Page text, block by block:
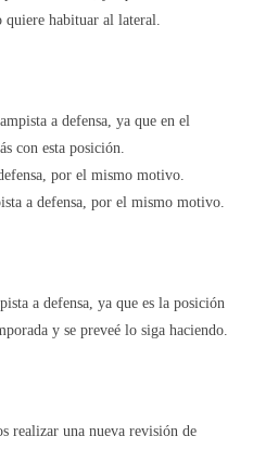
quiere habituar al lateral.
a defensa, ya que en el
con esta posición.
por el mismo motivo.
a defensa, por el mismo motivo.
a defensa, ya que es la posición
y se preveé lo siga haciendo.
realizar una nueva revisión de